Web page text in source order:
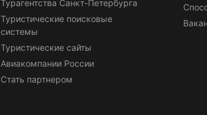
Турагентства Санкт-Петербурга
Туристические поисковые
системы
Туристические сайты
Авиакомпании России
Стать партнером